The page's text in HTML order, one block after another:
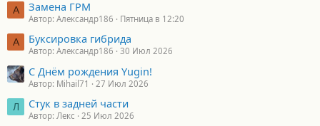
А Замена ГРМ
Автор: Александр186 Пятница в 12:20
А Буксировка гибрида
Автор: Александр186 30 Июл 2026
С Днём рождения Yugin!
Автор: Mihail71 27 Июл 2026
Л Стук в задней части
Автор: Лекс 25 Июл 2026